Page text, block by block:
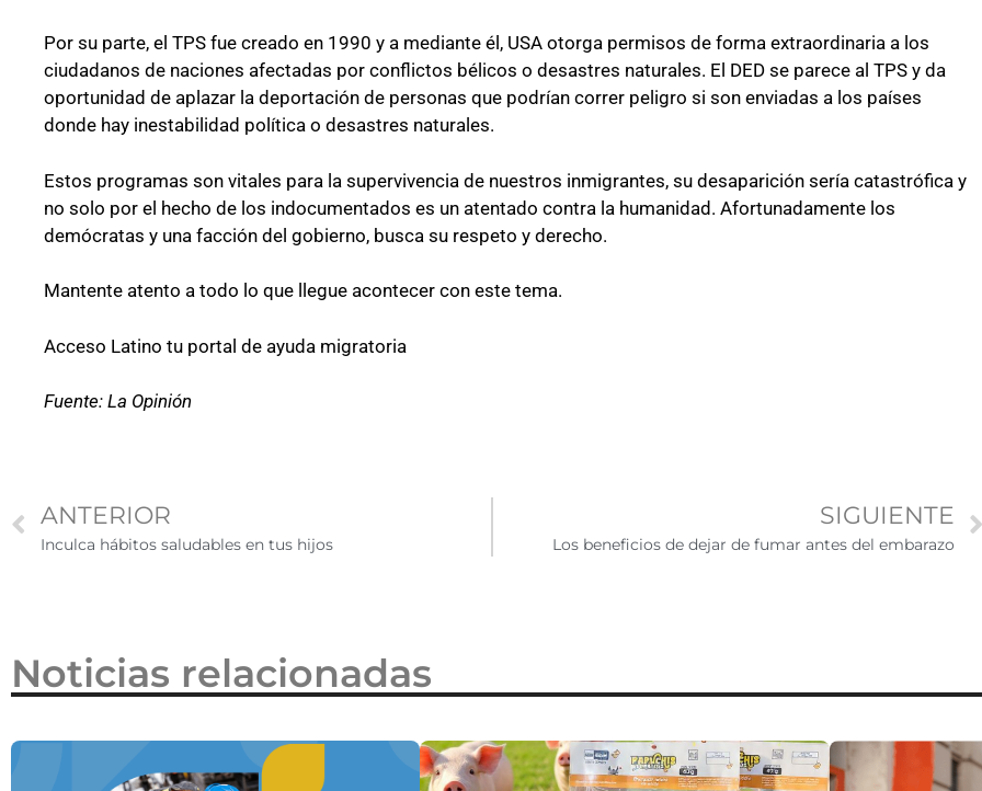
Por su parte, el TPS fue creado en 1990 y a mediante él, USA otorga permisos de forma extraordinaria a los
ciudadanos de naciones afectadas por conflictos bélicos o desastres naturales. El DED se parece al TPS y da
oportunidad de aplazar la deportación de personas que podrían correr peligro si son enviadas a los países
donde hay inestabilidad política o desastres naturales.
Estos programas son vitales para la supervivencia de nuestros inmigrantes, su desaparición sería catastrófica y
no solo por el hecho de los indocumentados es un atentado contra la humanidad. Afortunadamente los
demócratas y una facción del gobierno, busca su respeto y derecho.
Mantente atento a todo lo que llegue acontecer con este tema.
Acceso Latino tu portal de ayuda migratoria
Fuente: La Opinión
ANTERIOR
Inculca hábitos saludables en tus hijos
SIGUIENTE
Los beneficios de dejar de fumar antes del embarazo
Ciudadanízate, el curso gratuito de
Noticias relacionadas